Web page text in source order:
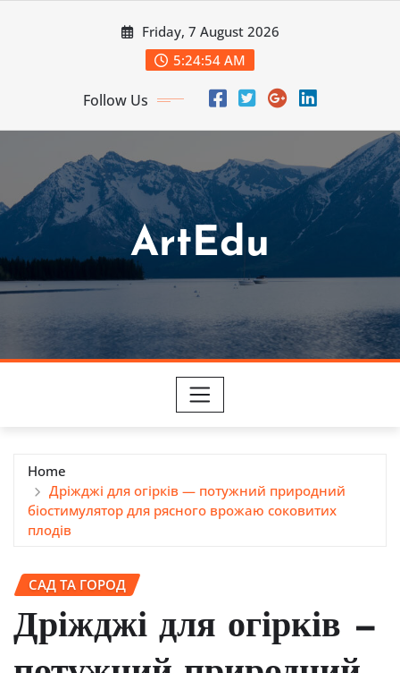
Friday, 7 August 2026
5:24:56 AM
Follow Us
ArtEdu
Home
Дріжджі для огірків — потужний природний
біостимулятор для рясного врожаю соковитих
плодів
САД ТА ГОРОД
Дріжджі для огірків —